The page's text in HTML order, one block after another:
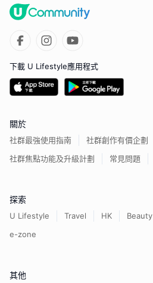
下載 U Lifestyle應用程式
關於
社群最強使用指南
社群創作有價企劃
社群焦點功能及升級計劃
常見問題
探索
U Lifestyle Travel HK Beauty
e-zone
其他